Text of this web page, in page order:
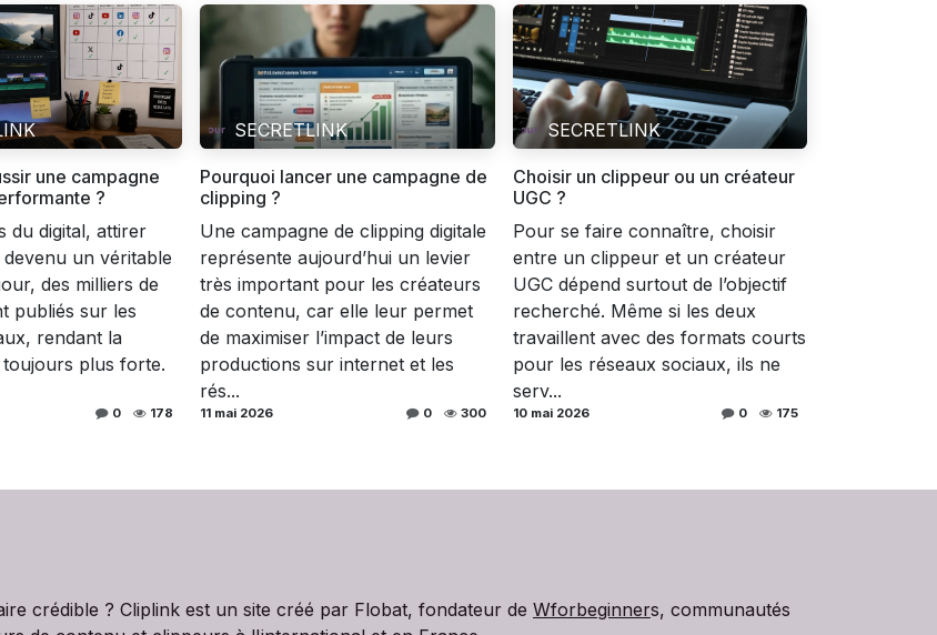
une campagne
?
du digital, attirer
devenu un véritable
des milliers de
publiés sur les
rendant la
plus forte.
0 178
SECRETLINK
Pourquoi lancer une campagne de
clipping ?
Une campagne de clipping digitale
représente aujourd’hui un levier
très important pour les créateurs
de contenu, car elle leur permet
de maximiser l’impact de leurs
productions sur internet et les
rés...
11 mai 2026 0 300
SECRETLINK
Choisir un clippeur ou un créateur
UGC ?
Pour se faire connaître, choisir
entre un clippeur et un créateur
UGC dépend surtout de l’objectif
recherché. Même si les deux
travaillent avec des formats courts
pour les réseaux sociaux, ils ne
serv...
10 mai 2026 0 175
crédible ? Cliplink est un site créé par Flobat, fondateur de Wforbeginners, communautés